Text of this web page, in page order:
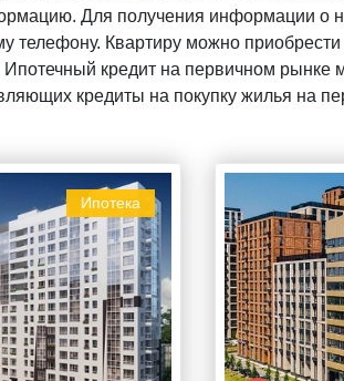
Для получения информации о
телефону. Квартиру можно
кредит на первичном рынке
кредиты на покупку жилья на
Ипотека